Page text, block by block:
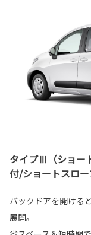
タイプⅢ（ショー
付/ショートスロー
バックドアを開ける
展開。